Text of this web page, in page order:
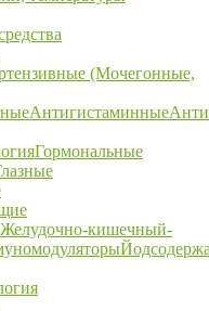
(Мочегонные,
Антигистаминные
Гормональные
Желудочно-кишечный-